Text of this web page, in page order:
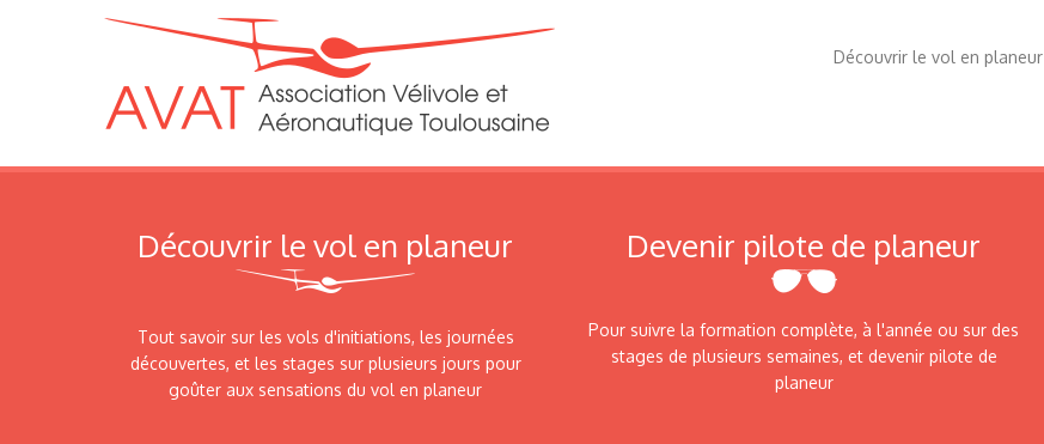
Découvrir le vol en planeur
Découvrir le vol en planeur
Tout savoir sur les vols d'initiations, les journées
découvertes, et les stages sur plusieurs jours pour
goûter aux sensations du vol en planeur
Devenir pilote de planeur
Pour suivre la formation complète, à l'année ou sur des
stages de plusieurs semaines, et devenir pilote de
planeur